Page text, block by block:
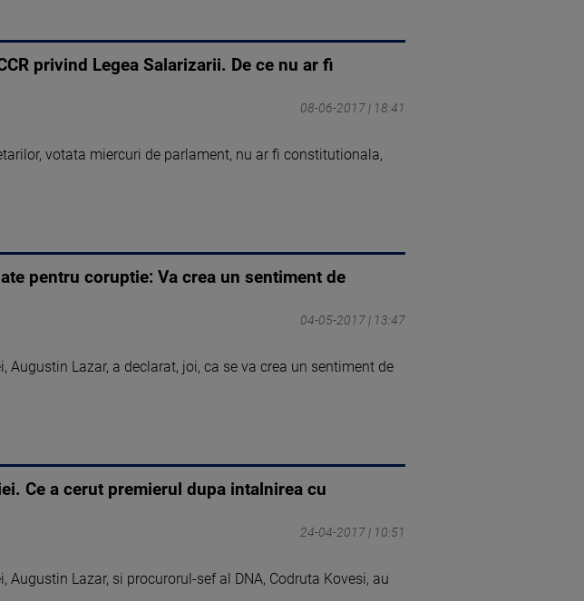
privind Legea Salarizarii. De ce nu ar fi
08-06-2017 | 18:41
votata miercuri de parlament, nu ar fi constitutionala,
pentru coruptie: Va crea un sentiment de
04-05-2017 | 13:47
Augustin Lazar, a declarat, joi, ca se va crea un sentiment de
Ce a cerut premierul dupa intalnirea cu
24-04-2017 | 10:51
Augustin Lazar, si procurorul-sef al DNA, Codruta Kovesi, au